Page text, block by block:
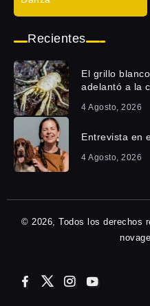
Recientes
El grillo
adelantó a la
4 Agosto, 2026
Entrevista en
4 Agosto, 2026
© 2026, Todos los derechos